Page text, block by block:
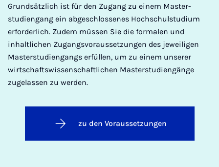
Grundsätzlich ist für den Zugang zu einem Master­
studien­gang ein abgeschlossenes Hochschulstudium
er­for­der­lich. Zudem müssen Sie die formalen und
inhaltlichen Zugangsvoraussetzungen des jeweiligen
Masterstudiengangs erfüllen, um zu einem unserer
wirtschaftswissenschaftlichen Masterstudiengänge
zugelassen zu werden.
zu den Voraussetzungen